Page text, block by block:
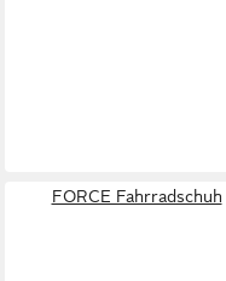
FORCE Fahrradschuh